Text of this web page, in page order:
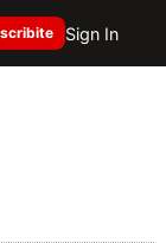
Sign In